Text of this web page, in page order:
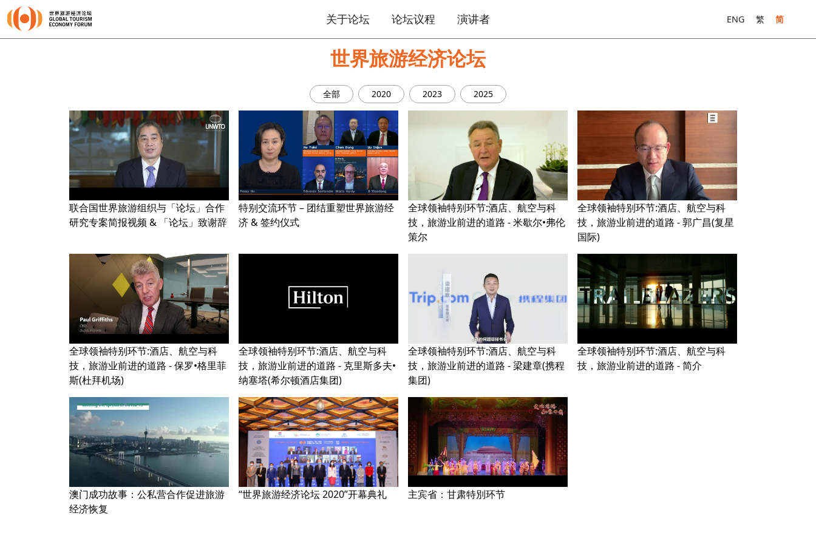
关于论坛 论坛议程 演讲者 ENG 繁 简
世界旅游经济论坛
全部 2020 2023 2025
联合国世界旅游组织与「论坛」合作
研究专案简报视频 & 「论坛」致谢辞
特别交流环节 – 团结重塑世界旅游经
济 & 签约仪式
全球领袖特别环节:酒店、航空与科
技，旅游业前进的道路 - 米歇尔•弗伦
策尔
全球领袖特别环节:酒店、航空与科
技，旅游业前进的道路 - 郭广昌(复星
国际)
全球领袖特别环节:酒店、航空与科
技，旅游业前进的道路 - 保罗•格里菲
斯(杜拜机场)
全球领袖特别环节:酒店、航空与科
技，旅游业前进的道路 - 克里斯多夫•
纳塞塔(希尔顿酒店集团)
全球领袖特别环节:酒店、航空与科
技，旅游业前进的道路 - 梁建章(携程
集团)
全球领袖特别环节:酒店、航空与科
技，旅游业前进的道路 - 简介
澳门成功故事：公私营合作促进旅游
经济恢复
“世界旅游经济论坛 2020”开幕典礼 主宾省：甘肃特別环节